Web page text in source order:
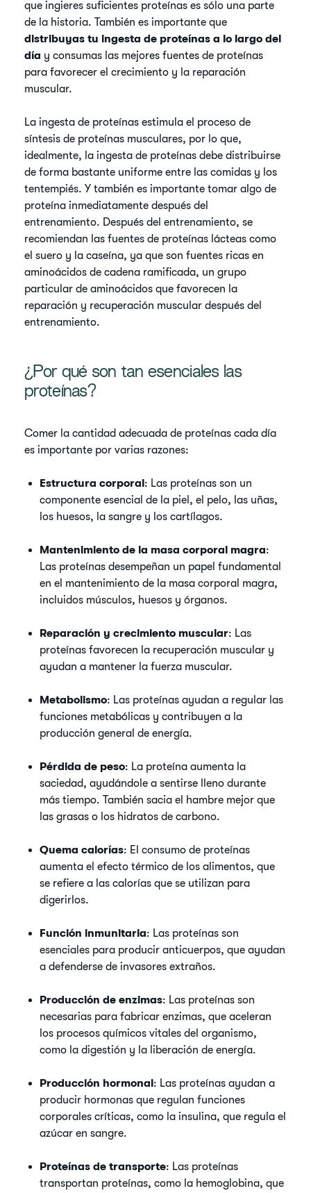
que ingieres suficientes proteínas es sólo una parte
de la historia. También es importante que
distribuyas tu ingesta de proteínas a lo largo del
día y consumas las mejores fuentes de proteínas
para favorecer el crecimiento y la reparación
muscular.
La ingesta de proteínas estimula el proceso de
síntesis de proteínas musculares, por lo que,
idealmente, la ingesta de proteínas debe distribuirse
de forma bastante uniforme entre las comidas y los
tentempiés. Y también es importante tomar algo de
proteína inmediatamente después del
entrenamiento. Después del entrenamiento, se
recomiendan las fuentes de proteínas lácteas como
el suero y la caseína, ya que son fuentes ricas en
aminoácidos de cadena ramificada, un grupo
particular de aminoácidos que favorecen la
reparación y recuperación muscular después del
entrenamiento.
¿Por qué son tan esenciales las
proteínas?
Comer la cantidad adecuada de proteínas cada día
es importante por varias razones:
Estructura corporal : Las proteínas son un
componente esencial de la piel, el pelo, las uñas,
los huesos, la sangre y los cartílagos.
Mantenimiento de la masa corporal magra:
Las proteínas desempeñan un papel fundamental
en el mantenimiento de la masa corporal magra,
incluidos músculos, huesos y órganos.
Reparación y crecimiento muscular: Las
proteínas favorecen la recuperación muscular y
ayudan a mantener la fuerza muscular.
Metabolismo: Las proteínas ayudan a regular las
funciones metabólicas y contribuyen a la
producción general de energía.
Pérdida de peso: La proteína aumenta la
saciedad, ayudándole a sentirse lleno durante
más tiempo. También sacia el hambre mejor que
las grasas o los hidratos de carbono.
Quema calorías: El consumo de proteínas
aumenta el efecto térmico de los alimentos, que
se refiere a las calorías que se utilizan para
digerirlos.
Función inmunitaria: Las proteínas son
esenciales para producir anticuerpos, que ayudan
a defenderse de invasores extraños.
Producción de enzimas: Las proteínas son
necesarias para fabricar enzimas, que aceleran
los procesos químicos vitales del organismo,
como la digestión y la liberación de energía.
Producción hormonal : Las proteínas ayudan a
producir hormonas que regulan funciones
corporales críticas, como la insulina, que regula el
azúcar en sangre.
Proteínas de transporte: Las proteínas
transportan proteínas, como la hemoglobina, que